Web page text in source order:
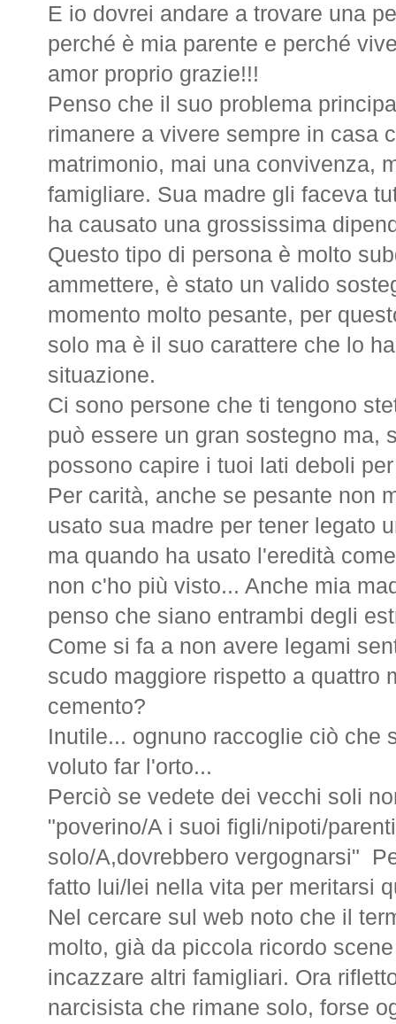
E io dovrei andare a trovare una
perché è mia parente e perché
amor proprio grazie!!!
Penso che il suo problema
rimanere a vivere sempre in casa
matrimonio, mai una convivenza,
famigliare. Sua madre gli faceva
ha causato una grossissima
Questo tipo di persona è molto
ammettere, è stato un valido
momento molto pesante, per
solo ma è il suo carattere che lo
situazione.
Ci sono persone che ti tengono
può essere un gran sostegno ma,
possono capire i tuoi lati deboli
Per carità, anche se pesante non
usato sua madre per tener legato
ma quando ha usato l'eredità
non c'ho più visto... Anche mia
penso che siano entrambi degli
Come si fa a non avere legami
scudo maggiore rispetto a quattro
cemento?
Inutile... ognuno raccoglie ciò che
voluto far l'orto...
Perciò se vedete dei vecchi soli
"poverino/A i suoi figli/nipoti/
solo/A,dovrebbero vergognarsi"
fatto lui/lei nella vita per meritarsi
Nel cercare sul web noto che il
molto, già da piccola ricordo
incazzare altri famigliari. Ora
narcisista che rimane solo, forse